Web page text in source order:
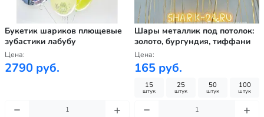
Букетик шариков плющевые
зубастики лабубу
Цена:
2790 руб.
Шары металлик под потолок:
золото, бургундия, тиффани
Цена:
165 руб.
15
штук
25
штук
50
штук
100
штук